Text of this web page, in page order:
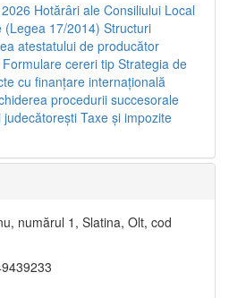
Hotărâri ale Consiliului Local
(Legea 17/2014) Structuri
atestatului de producător
Formulare cereri tip Strategia de
cu finanţare internaţională
procedurii succesorale
judecătorești Taxe şi impozite
numărul 1, Slatina, Olt, cod